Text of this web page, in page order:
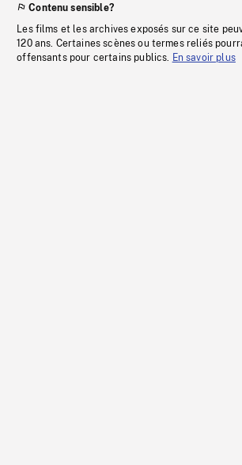
Contenu sensible?
Les films et les archives exposés sur ce site
120 ans. Certaines scènes ou termes reliés
offensants pour certains publics. En savoir plus